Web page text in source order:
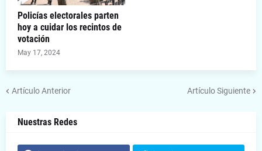
Policías electorales parten
hoy a cuidar los recintos de
votación
May 17, 2024
Artículo Anterior Artículo Siguiente
Nuestras Redes